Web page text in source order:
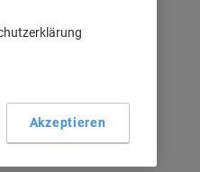
Akzeptieren